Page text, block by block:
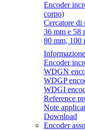
Encoder
corpo)
Cercatore di
36 mm e 58
80 mm, 100
Informazione
Encoder
WDGN
WDGP
WDGI
Reference
Note
Download
Encoder